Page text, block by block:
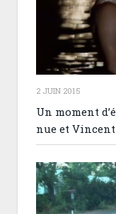
2 JUIN 2015
Un moment
nue et